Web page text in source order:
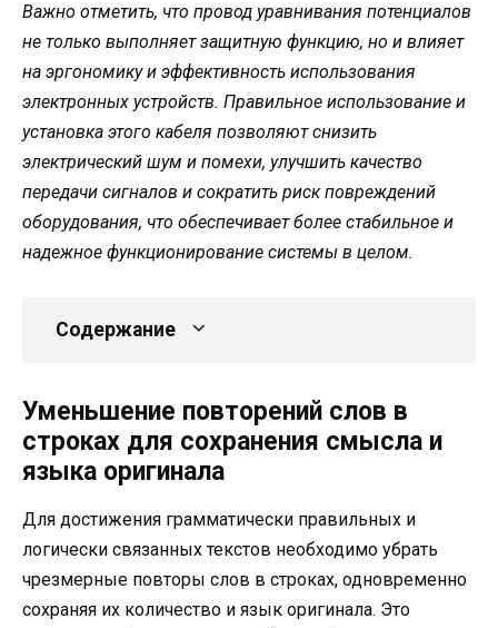
Важно отметить, что провод уравнивания потенциалов
не только выполняет защитную функцию, но и влияет
на эргономику и эффективность использования
электронных устройств. Правильное использование и
установка этого кабеля позволяют снизить
электрический шум и помехи, улучшить качество
передачи сигналов и сократить риск повреждений
оборудования, что обеспечивает более стабильное и
надежное функционирование системы в целом.
Содержание
Уменьшение повторений слов в
строках для сохранения смысла и
языка оригинала
Для достижения грамматически правильных и
логически связанных текстов необходимо убрать
чрезмерные повторы слов в строках, одновременно
сохраняя их количество и язык оригинала. Это